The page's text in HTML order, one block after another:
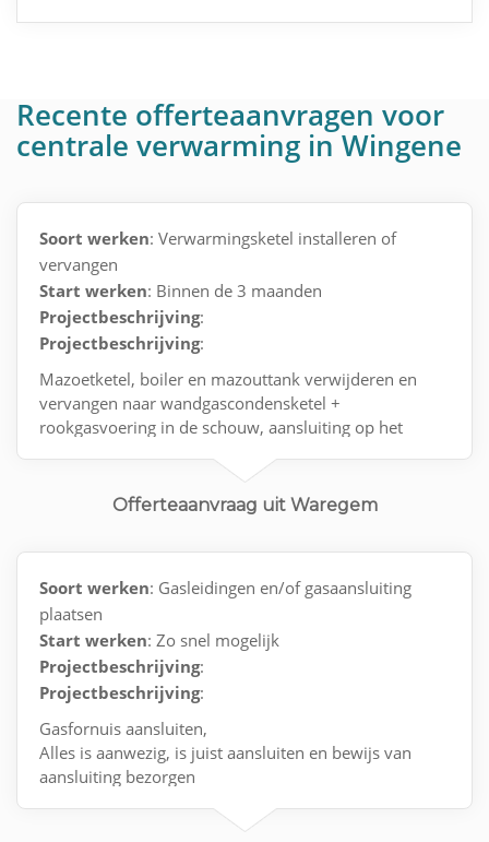
Recente offerteaanvragen voor
centrale verwarming in Wingene
Soort werken: Verwarmingsketel installeren of
vervangen
Start werken: Binnen de 3 maanden
Projectbeschrijving:
Projectbeschrijving:
Mazoetketel, boiler en mazouttank verwijderen en
vervangen naar wandgascondensketel +
rookgasvoering in de schouw, aansluiting op het
Offerteaanvraag uit Waregem
Soort werken: Gasleidingen en/of gasaansluiting
plaatsen
Start werken: Zo snel mogelijk
Projectbeschrijving:
Projectbeschrijving:
Gasfornuis aansluiten,
Alles is aanwezig, is juist aansluiten en bewijs van
aansluiting bezorgen